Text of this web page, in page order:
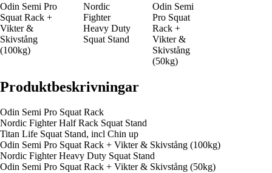
Odin Semi Pro
Squat Rack +
Vikter &
Skivstång
(100kg)
Nordic
Fighter
Heavy Duty
Squat Stand
Odin Semi
Pro Squat
Rack +
Vikter &
Skivstång
(50kg)
Produktbeskrivningar
Odin Semi Pro Squat Rack
Nordic Fighter Half Rack Squat Stand
Titan Life Squat Stand, incl Chin up
Odin Semi Pro Squat Rack + Vikter & Skivstång (100kg)
Nordic Fighter Heavy Duty Squat Stand
Odin Semi Pro Squat Rack + Vikter & Skivstång (50kg)